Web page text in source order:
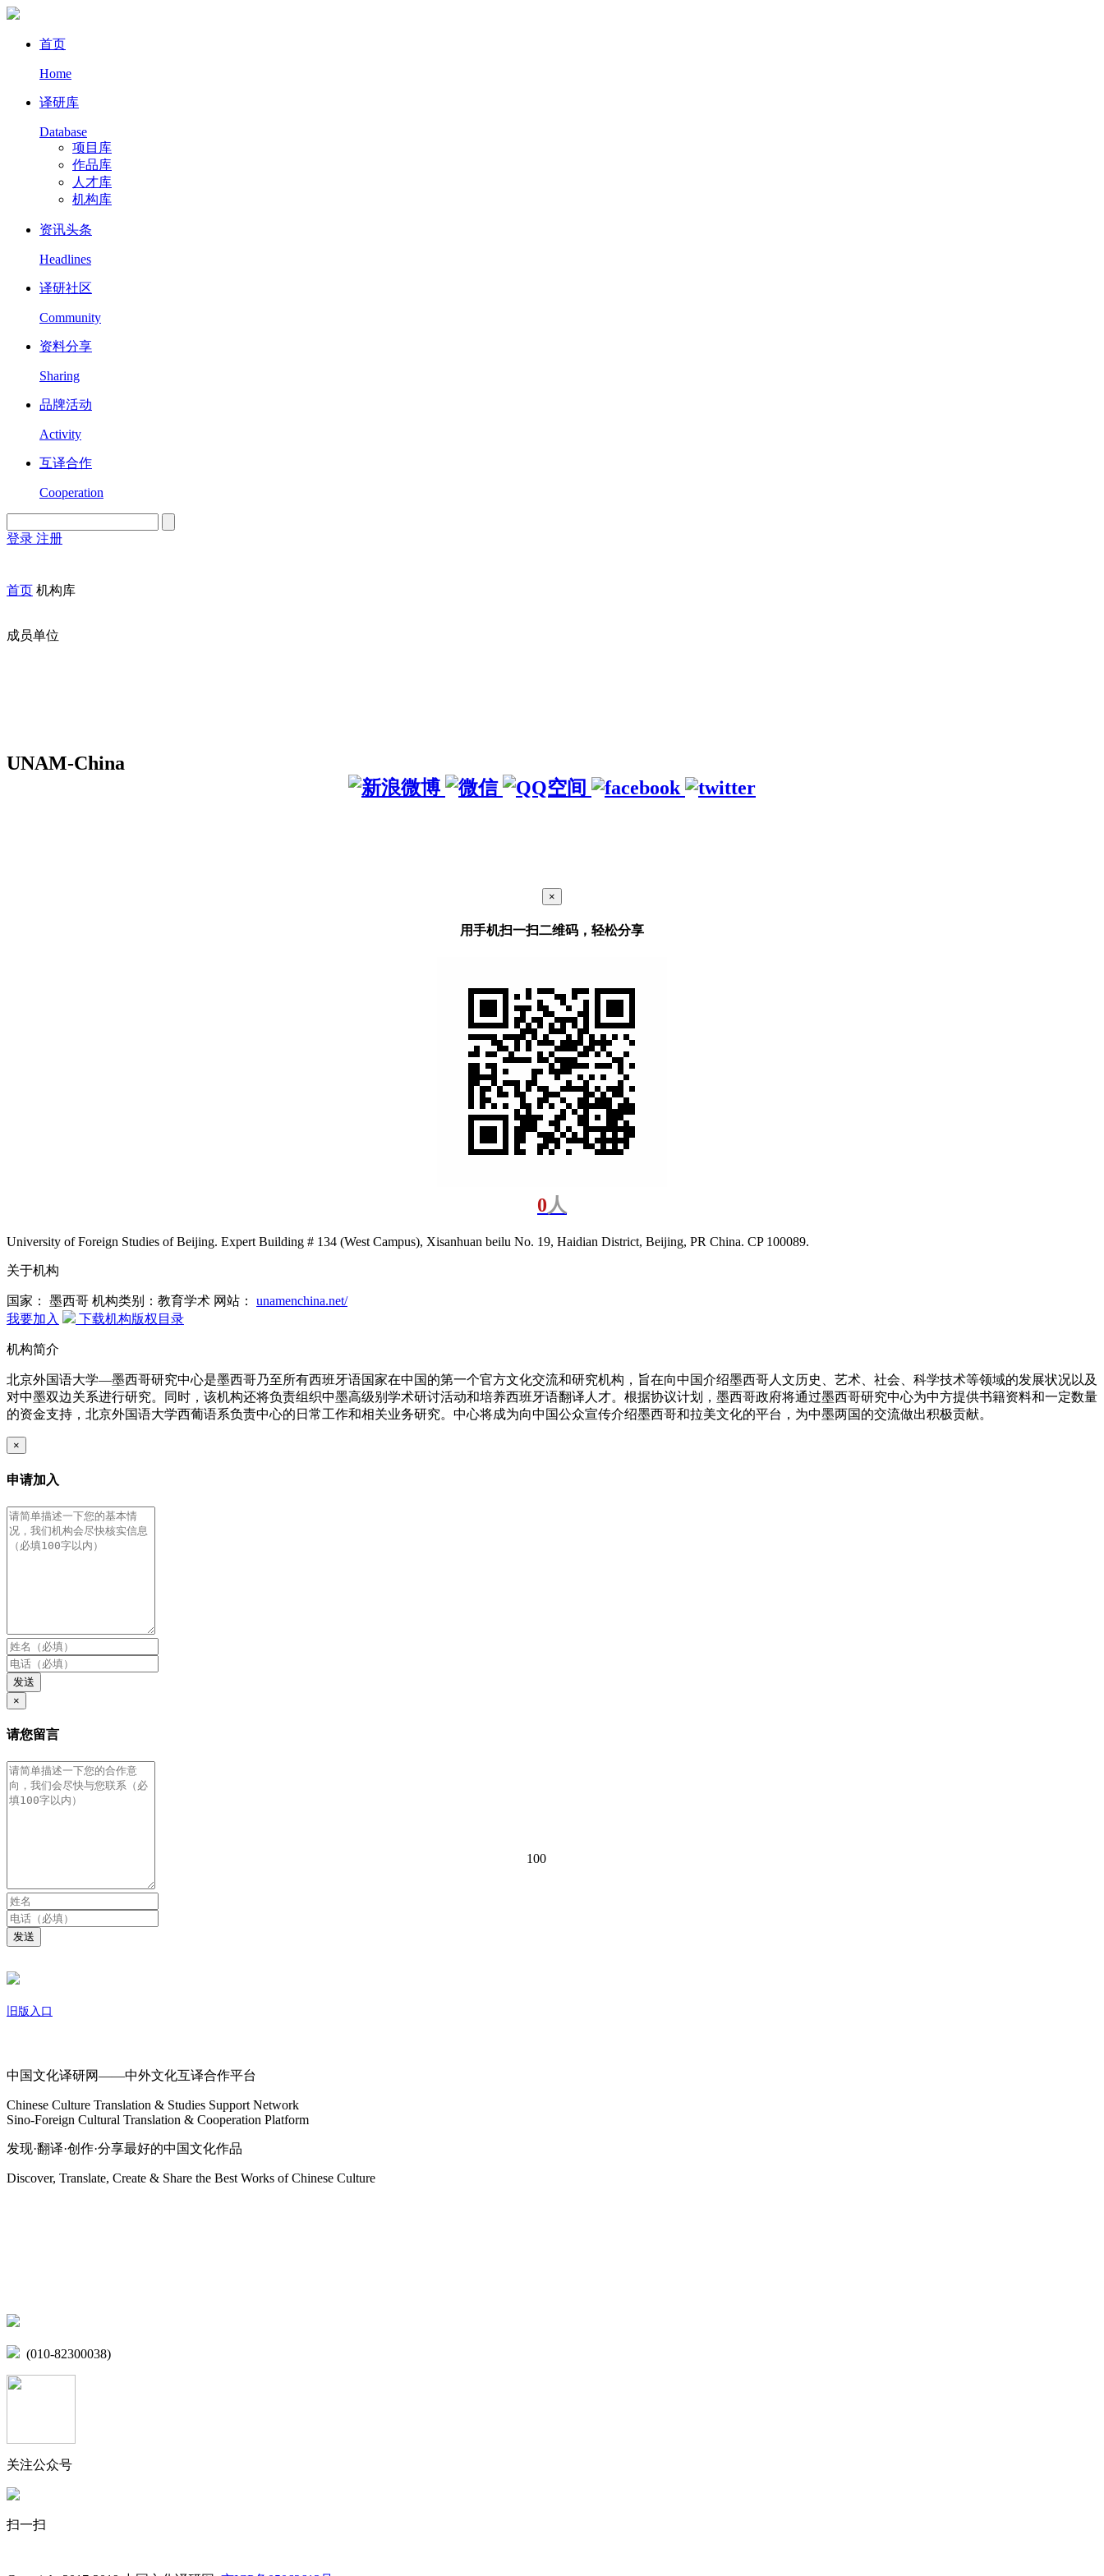
首页
Home
译研库
Database
项目库
作品库
人才库
机构库
资讯头条
Headlines
译研社区
Community
资料分享
Sharing
品牌活动
Activity
互译合作
Cooperation
登录 注册
首页 机构库
成员单位
UNAM-China
×
用手机扫一扫二维码，轻松分享
0人
University of Foreign Studies of Beijing. Expert Building # 134 (West Campus), Xisanhuan beilu No. 19, Haidian District, Beijing, PR China. CP 100089.
关于机构
国家： 墨西哥 机构类别：教育学术 网站： unamenchina.net/
我要加入
下载机构版权目录
机构简介
北京外国语大学—墨西哥研究中心是墨西哥乃至所有西班牙语国家在中国的第一个官方文化交流和研究机构，旨在向中国介绍墨西哥人文历史、艺术、社会、科学技术等领域的发展状况以及
对中墨双边关系进行研究。同时，该机构还将负责组织中墨高级别学术研讨活动和培养西班牙语翻译人才。根据协议计划，墨西哥政府将通过墨西哥研究中心为中方提供书籍资料和一定数量
的资金支持，北京外国语大学西葡语系负责中心的日常工作和相关业务研究。中心将成为向中国公众宣传介绍墨西哥和拉美文化的平台，为中墨两国的交流做出积极贡献。
×
申请加入
发送
×
请您留言
100
发送
旧版入口
中国文化译研网——中外文化互译合作平台
Chinese Culture Translation & Studies Support Network
Sino-Foreign Cultural Translation & Cooperation Platform
发现·翻译·创作·分享最好的中国文化作品
Discover, Translate, Create & Share the Best Works of Chinese Culture
(010-82300038)
关注公众号
扫一扫